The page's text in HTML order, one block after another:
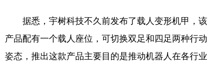
据悉，宇树科技不久前发布了载人变形机甲，该
产品配有一个载人座位，可切换双足和四足两种行动
姿态，推出这款产品主要目的是推动机器人在各行业